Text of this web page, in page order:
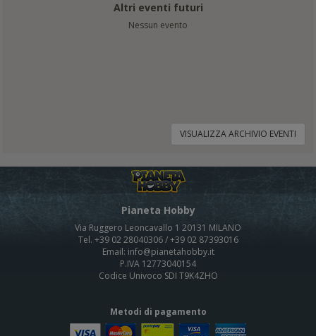
Altri eventi futuri
Nessun evento
VISUALIZZA ARCHIVIO EVENTI
Pianeta Hobby
Via Ruggero Leoncavallo 1 20131 MILANO
Tel. +39 02 28040306 / +39 02 87393016
Email: info@pianetahobby.it
P.IVA 12773040154
Codice Univoco SDI T9K4ZHO
Metodi di pagamento